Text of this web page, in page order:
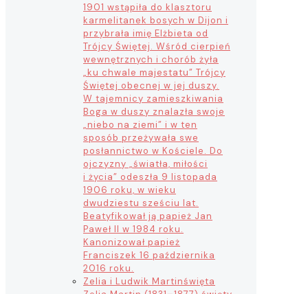
1901 wstąpiła do klasztoru
karmelitanek bosych w Dijon i
przybrała imię Elżbieta od
Trójcy Świętej. Wśród cierpień
wewnętrznych i chorób żyła
„ku chwale majestatu” Trójcy
Świętej obecnej w jej duszy.
W tajemnicy zamieszkiwania
Boga w duszy znalazła swoje
„niebo na ziemi” i w ten
sposób przeżywała swe
posłannictwo w Kościele. Do
ojczyzny „światła, miłości
i życia” odeszła 9 listopada
1906 roku, w wieku
dwudziestu sześciu lat.
Beatyfikował ją papież Jan
Paweł II w 1984 roku.
Kanonizował papież
Franciszek 16 października
2016 roku.
Zelia i Ludwik Martinświęta